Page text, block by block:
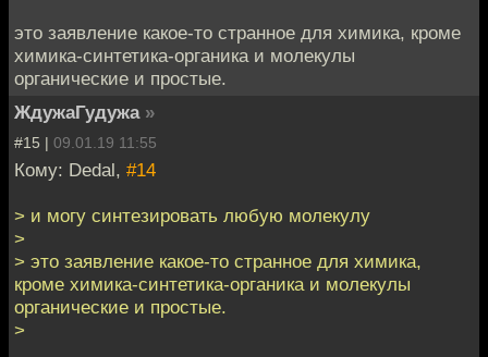
это заявление какое-то странное для химика, кроме
химика-синтетика-органика и молекулы
органические и простые.
ЖдужаГудужа »
#15 | 09.01.19 11:55
Кому: Dedal, #14
> и могу синтезировать любую молекулу
>
> это заявление какое-то странное для химика,
кроме химика-синтетика-органика и молекулы
органические и простые.
>